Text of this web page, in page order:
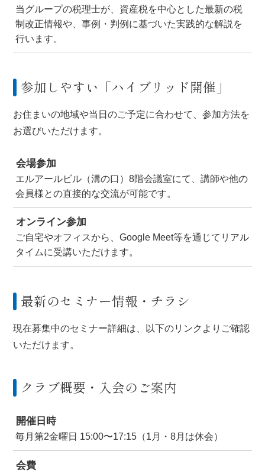
当グループの税理士が、資産税を中心とした最新の税
制改正情報や、事例・判例に基づいた実践的な解説を
行います。
参加しやすい「ハイブリッド開催」
お住まいの地域や当日のご予定に合わせて、参加方法を
お選びいただけます。
会場参加
エルアールビル（溝の口）8階会議室にて、講師や他の
会員様との直接的な交流が可能です。
オンライン参加
ご自宅やオフィスから、Google Meet等を通じてリアル
タイムに受講いただけます。
最新のセミナー情報・チラシ
現在募集中のセミナー詳細は、以下のリンクよりご確認
いただけます。
クラブ概要・入会のご案内
開催日時
毎月第2金曜日 15:00〜17:15（1月・8月は休会）
会費